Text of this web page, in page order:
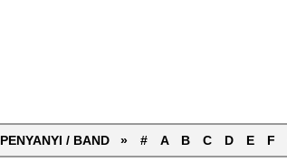
PENYANYI / BAND » # A B C D E F